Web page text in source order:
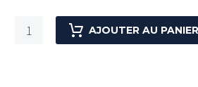
quantité
AJOUTER AU PANIER